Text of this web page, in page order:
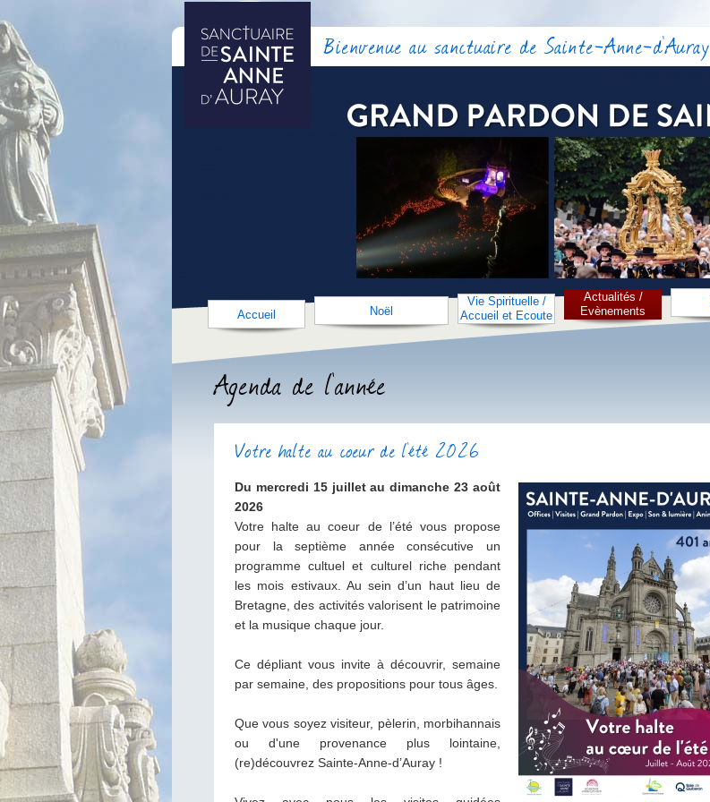
Bienvenue au sanctuaire de Sainte-Anne-d'Auray
Accueil Noël
Vie Spirituelle /
Accueil et Ecoute
Actualités /
Evènements
Agenda de l'année
Votre halte au coeur de l'été 2026
Du mercredi 15 juillet au dimanche 23 août
2026
Votre halte au coeur de l’été vous propose
pour la septième année consécutive un
programme cultuel et culturel riche pendant
les mois estivaux. Au sein d’un haut lieu de
Bretagne, des activités valorisent le patrimoine
et la musique chaque jour.
Ce dépliant vous invite à découvrir, semaine
par semaine, des propositions pour tous âges.
Que vous soyez visiteur, pèlerin, morbihannais
ou d'une provenance plus lointaine,
(re)découvrez Sainte-Anne-d’Auray !